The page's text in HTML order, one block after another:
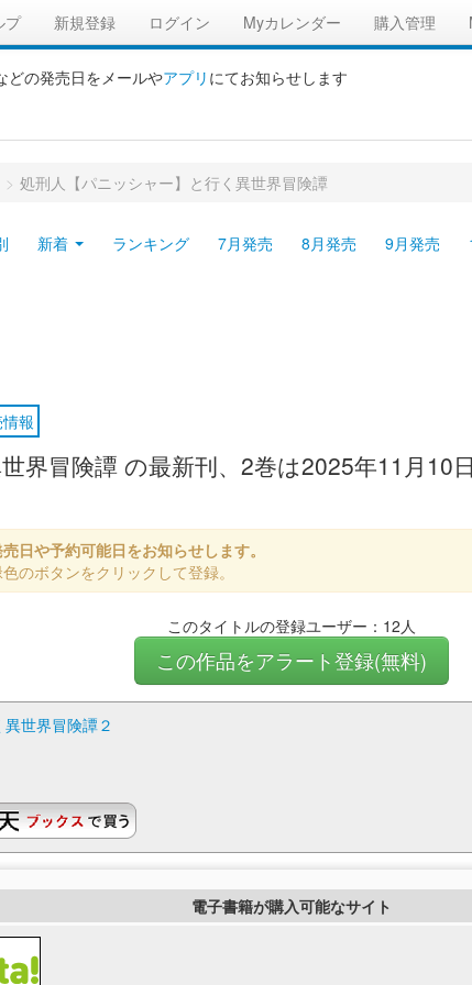
プ 新規登録 ログイン Myカレンダー 購入管理
どの発売日をメールやアプリ にてお知らせします
> 処刑人【パニッシャー】と行く異世界冒険譚
新着 ランキング 7月発売 8月発売 9月発売
報
界冒険譚 の最新刊、2巻は2025年11月10
日や予約可能日をお知らせします。
のボタンをクリックして登録。
このタイトルの登録ユーザー：12人
この作品をアラート登録(無料)
世界冒険譚２
電子書籍が購入可能なサイト